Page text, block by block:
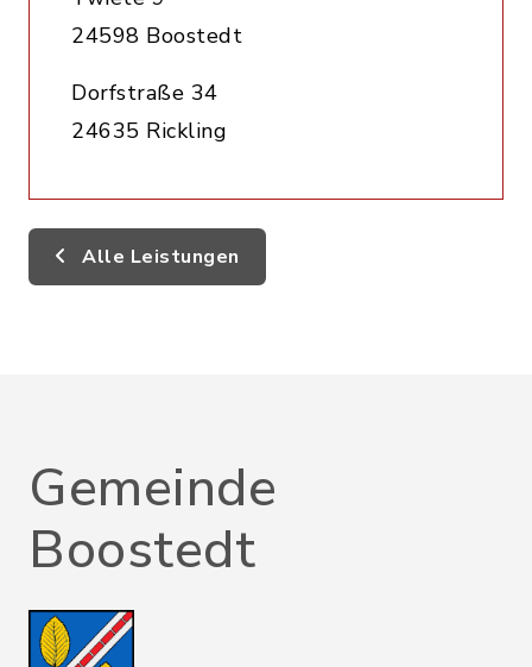
24598 Boostedt
Dorfstraße 34
24635 Rickling
Alle Leistungen
Gemeinde
Boostedt